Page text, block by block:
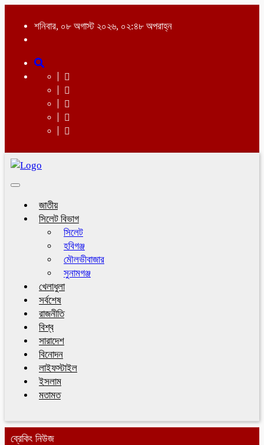
শনিবার, ০৮ অগাস্ট ২০২৬, ০২:৪৮ অপরাহ্ন
Toggle
জাতীয়
সিলেট বিভাগ
সিলেট
হবিগঞ্জ
মৌলভীবাজার
সুনামগঞ্জ
খেলাধুলা
সর্বশেষ
রাজনীতি
বিশ্ব
সারাদেশ
বিনোদন
লাইফস্টাইল
ইসলাম
মতামত
ব্রেকিং নিউজ